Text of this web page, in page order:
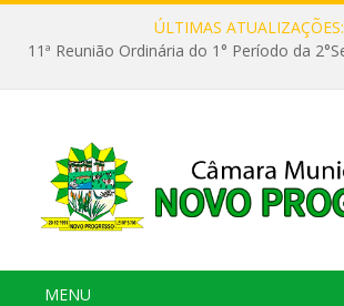
ÚLTIMAS ATUALIZAÇÕES:
MENU